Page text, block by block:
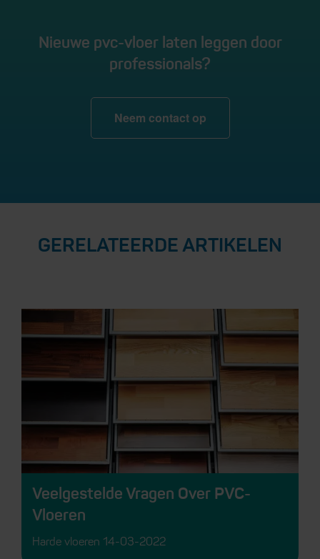
Nieuwe pvc-vloer laten leggen door
professionals?
Neem contact op
GERELATEERDE ARTIKELEN
Veelgestelde Vragen Over PVC-
Vloeren
Harde vloeren 14-03-2022